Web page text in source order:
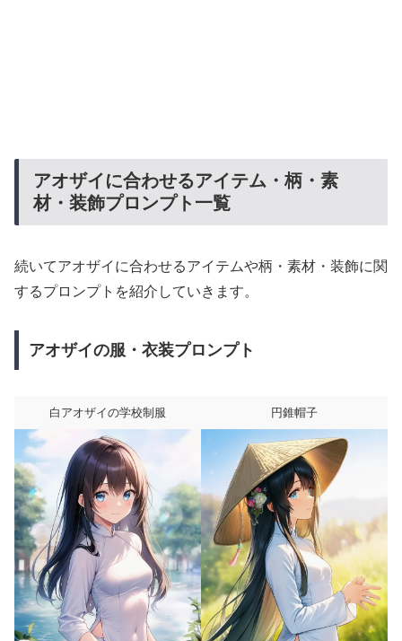
アオザイに合わせるアイテム・柄・素
材・装飾プロンプト一覧
続いてアオザイに合わせるアイテムや柄・素材・装飾に関
するプロンプトを紹介していきます。
アオザイの服・衣装プロンプト
白アオザイの学校制服 円錐帽子